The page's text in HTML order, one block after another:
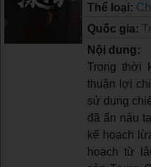
Thể loại:
Quốc gia:
Nội dung:
Trong thời
thuận lợi
sử dụng
đã ẩn náu
kế hoạch
hoạch từ